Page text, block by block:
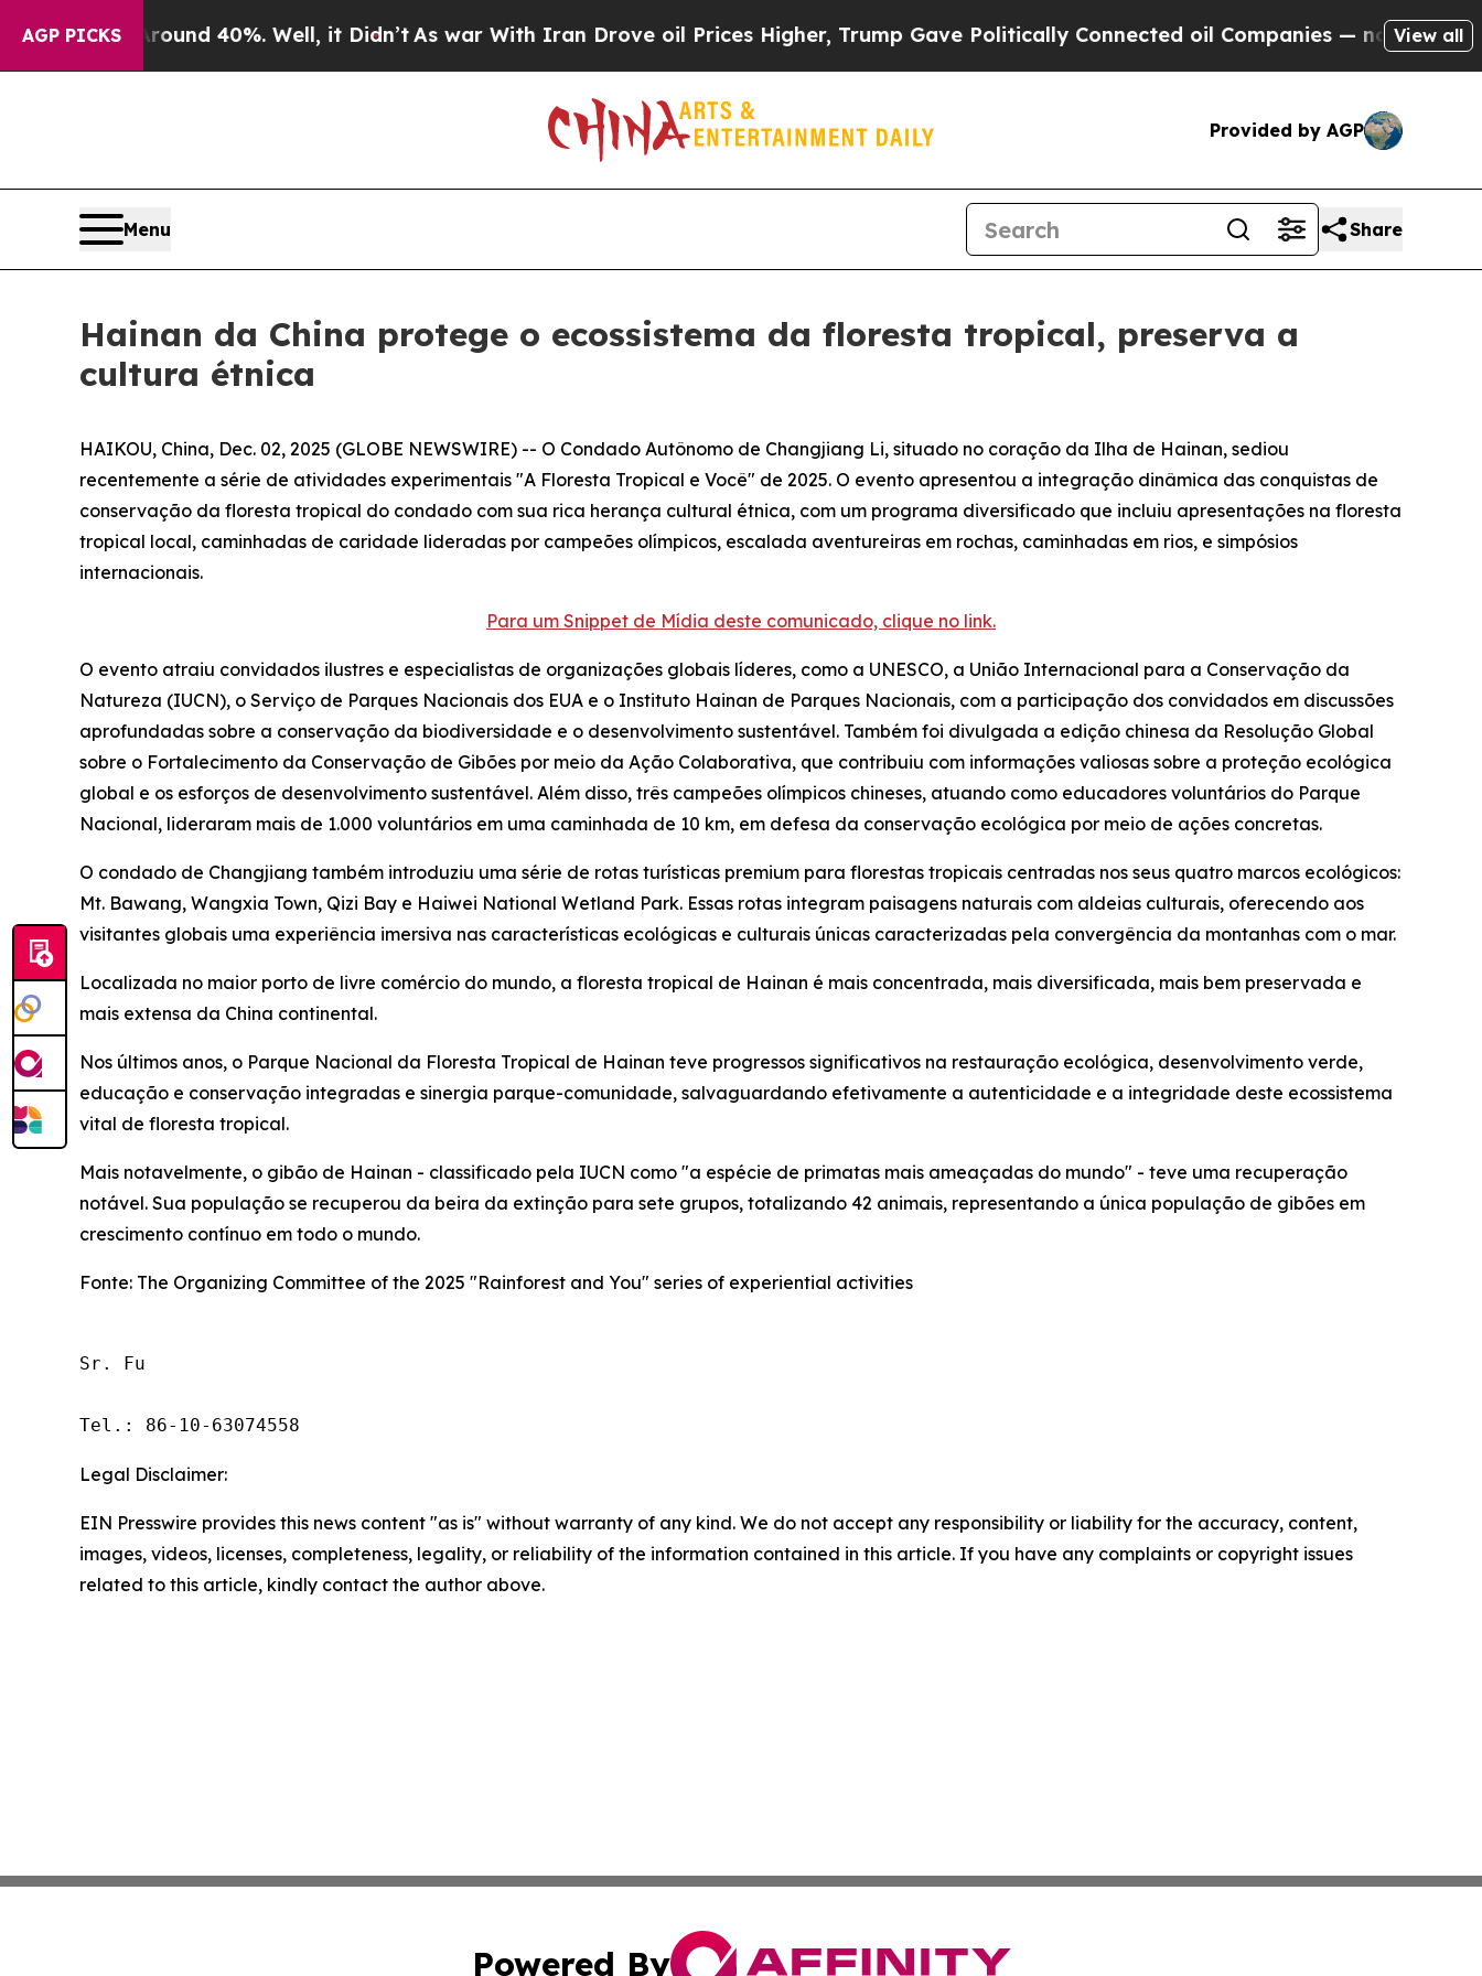
AGP PICKS
Around 40%. Well, it Didn’t As war With Iran Drove oil Prices Higher, Trump Gave Politically Connected oil Companies — not Taxpayers —
View all
Provided by AGP
Menu Share
Hainan da China protege o ecossistema da floresta tropical, preserva a
cultura étnica
HAIKOU, China, Dec. 02, 2025 (GLOBE NEWSWIRE) -- O Condado Autônomo de Changjiang Li, situado no coração da Ilha de Hainan, sediou
recentemente a série de atividades experimentais "A Floresta Tropical e Você" de 2025. O evento apresentou a integração dinâmica das conquistas de
conservação da floresta tropical do condado com sua rica herança cultural étnica, com um programa diversificado que incluiu apresentações na floresta
tropical local, caminhadas de caridade lideradas por campeões olímpicos, escalada aventureiras em rochas, caminhadas em rios, e simpósios
internacionais.
Para um Snippet de Mídia deste comunicado, clique no link.
O evento atraiu convidados ilustres e especialistas de organizações globais líderes, como a UNESCO, a União Internacional para a Conservação da
Natureza (IUCN), o Serviço de Parques Nacionais dos EUA e o Instituto Hainan de Parques Nacionais, com a participação dos convidados em discussões
aprofundadas sobre a conservação da biodiversidade e o desenvolvimento sustentável. Também foi divulgada a edição chinesa da Resolução Global
sobre o Fortalecimento da Conservação de Gibões por meio da Ação Colaborativa, que contribuiu com informações valiosas sobre a proteção ecológica
global e os esforços de desenvolvimento sustentável. Além disso, três campeões olímpicos chineses, atuando como educadores voluntários do Parque
Nacional, lideraram mais de 1.000 voluntários em uma caminhada de 10 km, em defesa da conservação ecológica por meio de ações concretas.
O condado de Changjiang também introduziu uma série de rotas turísticas premium para florestas tropicais centradas nos seus quatro marcos ecológicos:
Mt. Bawang, Wangxia Town, Qizi Bay e Haiwei National Wetland Park. Essas rotas integram paisagens naturais com aldeias culturais, oferecendo aos
visitantes globais uma experiência imersiva nas características ecológicas e culturais únicas caracterizadas pela convergência da montanhas com o mar.
Localizada no maior porto de livre comércio do mundo, a floresta tropical de Hainan é mais concentrada, mais diversificada, mais bem preservada e
mais extensa da China continental.
Nos últimos anos, o Parque Nacional da Floresta Tropical de Hainan teve progressos significativos na restauração ecológica, desenvolvimento verde,
educação e conservação integradas e sinergia parque-comunidade, salvaguardando efetivamente a autenticidade e a integridade deste ecossistema
vital de floresta tropical.
Mais notavelmente, o gibão de Hainan - classificado pela IUCN como "a espécie de primatas mais ameaçadas do mundo" - teve uma recuperação
notável. Sua população se recuperou da beira da extinção para sete grupos, totalizando 42 animais, representando a única população de gibões em
crescimento contínuo em todo o mundo.
Fonte: The Organizing Committee of the 2025 "Rainforest and You" series of experiential activities
Sr. Fu
Tel.: 86-10-63074558
Legal Disclaimer:
EIN Presswire provides this news content "as is" without warranty of any kind. We do not accept any responsibility or liability for the accuracy, content,
images, videos, licenses, completeness, legality, or reliability of the information contained in this article. If you have any complaints or copyright issues
related to this article, kindly contact the author above.
Powered By